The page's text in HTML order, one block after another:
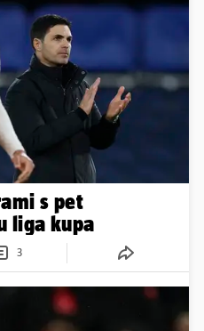
s pet
liga kupa
3